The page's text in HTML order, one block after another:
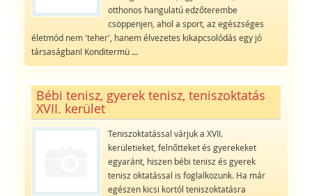
otthonos hangulatú edzőterembe
csöppenjen, ahol a sport, az egészséges
életmód nem 'teher', hanem élvezetes kikapcsolódás egy jó
társaságban! Konditermü...
Bébi tenisz, gyerek tenisz, teniszoktatás
XVII. kerület
Teniszoktatással várjuk a XVII.
kerületieket, felnőtteket és gyerekeket
egyaránt, hiszen bébi tenisz és gyerek
tenisz oktatással is foglalkozunk. Ha már
egészen kicsi kortól teniszoktatásra